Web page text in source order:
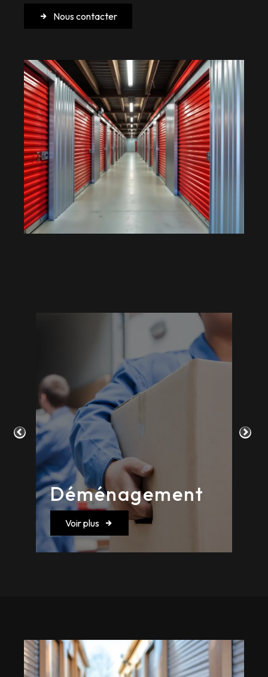
Nous contacter
Déménagement
Voir plus